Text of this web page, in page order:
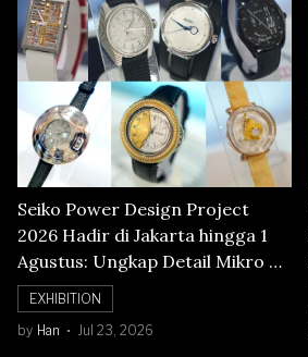
Seiko Power Design Project
2026 Hadir di Jakarta hingga 1
Agustus: Ungkap Detail Mikro di
Balik Seni Watchmaking
EXHIBITION
by Han Jul 23, 2026